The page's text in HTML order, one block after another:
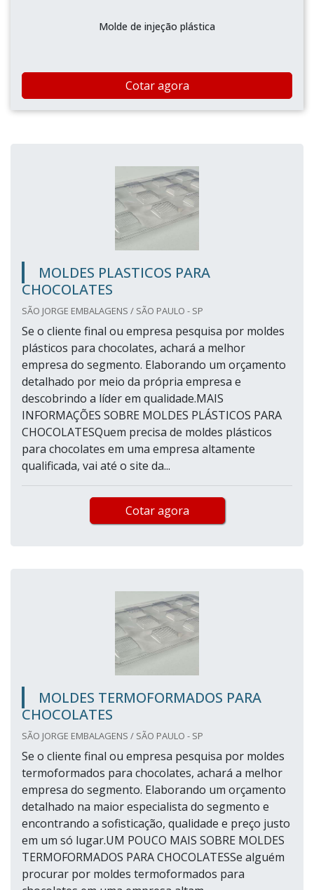
Molde de injeção plástica
Cotar agora
MOLDES PLASTICOS PARA
CHOCOLATES
SÃO JORGE EMBALAGENS / SÃO PAULO - SP
Se o cliente final ou empresa pesquisa por moldes
plásticos para chocolates, achará a melhor
empresa do segmento. Elaborando um orçamento
detalhado por meio da própria empresa e
descobrindo a líder em qualidade.MAIS
INFORMAÇÕES SOBRE MOLDES PLÁSTICOS PARA
CHOCOLATESQuem precisa de moldes plásticos
para chocolates em uma empresa altamente
qualificada, vai até o site da...
Cotar agora
MOLDES TERMOFORMADOS PARA
CHOCOLATES
SÃO JORGE EMBALAGENS / SÃO PAULO - SP
Se o cliente final ou empresa pesquisa por moldes
termoformados para chocolates, achará a melhor
empresa do segmento. Elaborando um orçamento
detalhado na maior especialista do segmento e
encontrando a sofisticação, qualidade e preço justo
em um só lugar.UM POUCO MAIS SOBRE MOLDES
TERMOFORMADOS PARA CHOCOLATESSe alguém
procurar por moldes termoformados para